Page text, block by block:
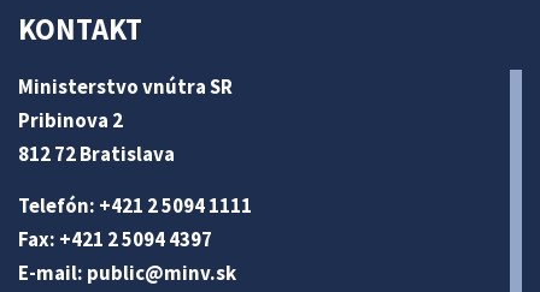
KONTAKT
Ministerstvo vnútra SR
Pribinova 2
812 72 Bratislava
Telefón: +421 2 5094 1111
Fax: +421 2 5094 4397
E-mail: public@minv.sk